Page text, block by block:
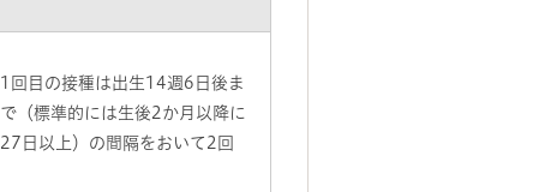
1回目の接種は出生14週6日後ま
で（標準的には生後2か月以降に
27日以上）の間隔をおいて2回